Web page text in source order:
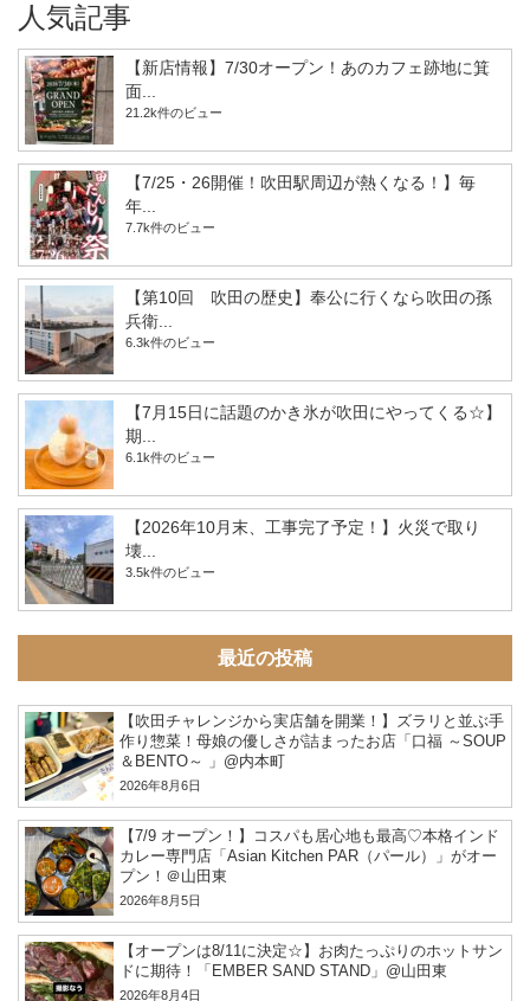
人気記事
【新店情報】7/30オープン！あのカフェ跡地に箕
面...
21.2k件のビュー
【7/25・26開催！吹田駅周辺が熱くなる！】毎
年...
7.7k件のビュー
【第10回 吹田の歴史】奉公に行くなら吹田の孫
兵衛...
6.3k件のビュー
【7月15日に話題のかき氷が吹田にやってくる☆】
期...
6.1k件のビュー
【2026年10月末、工事完了予定！】火災で取り
壊...
3.5k件のビュー
最近の投稿
【吹田チャレンジから実店舗を開業！】ズラリと並ぶ手
作り惣菜！母娘の優しさが詰まったお店「口福 ～SOUP
＆BENTO～ 」@内本町
2026年8月6日
【7/9 オープン！】コスパも居心地も最高♡本格インド
カレー専門店「Asian Kitchen PAR（パール）」がオー
プン！＠山田東
2026年8月5日
【オープンは8/11に決定☆】お肉たっぷりのホットサン
ドに期待！「EMBER SAND STAND」@山田東
2026年8月4日